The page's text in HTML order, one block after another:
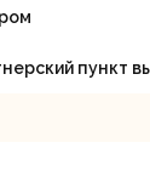
пункт